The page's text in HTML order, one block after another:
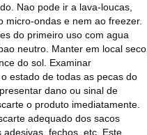
Nao pode ir a lava-loucas,
micro-ondas e nem ao freezer.
do primeiro uso com agua
neutro. Manter em local seco,
do sol. Examinar
estado de todas as pecas do
dano ou sinal de
o produto imediatamente.
adequado dos sacos
adesivas, fechos, etc. Este